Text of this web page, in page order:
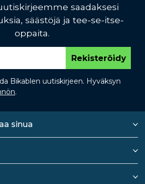
saadaksesi
säästöjä ja tee-se-itse-
oppaita.
Rekisteröidy
Bikablen uutiskirjeen. Hyväksyn
.
sinua